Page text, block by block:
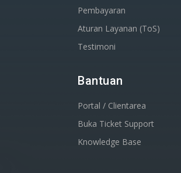
Pembayaran
Aturan Layanan (ToS)
Testimoni
Bantuan
Portal / Clientarea
Buka Ticket Support
Knowledge Base